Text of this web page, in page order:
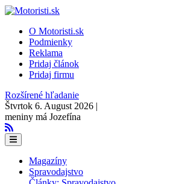
O Motoristi.sk
Podmienky
Reklama
Pridaj článok
Pridaj firmu
Rozšírené hľadanie
Štvrtok 6. August 2026 |
meniny má Jozefína
Magazíny
Spravodajstvo